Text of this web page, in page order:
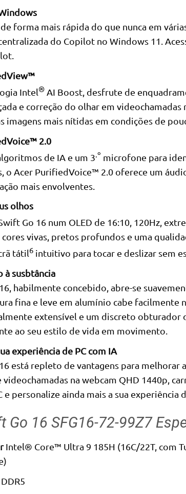
de forma mais rápida do que nunca em
do Copilot no Windows 11.
Intel®AI Boost, desfrute de
e correção do olhar em
imagens mais nítidas em condições de
2.0
de IA e um 3 .º microfone para
o Acer PurifiedVoice™ 2.0 oferece um
mais envolventes.
olhos
Go 16 num OLED de 16:10, 120Hz,
cores vivas, pretos profundos e uma
tátil6intuitivo para tocar e deslizar sem
à susbtância
habilmente concebido, abre-se
fina e leve em alumínio cabe facilmente
extensível e um discreto obturador
ao seu estilo de vida em movimento.
experiência de PC com IA
está repleto de vantagens para melhorar
na webcam QHD 1440p,
e personalize ainda mais a sua experiência
Go 16 SFG16-72-99Z7
Intel® Core™ Ultra 9 185H (16C/22T, com